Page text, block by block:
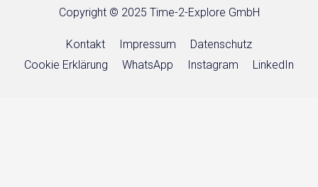
Copyright © 2025 Time-2-Explore GmbH
Kontakt Impressum
Datenschutz
Cookie Erklärung
WhatsApp Instagram LinkedIn